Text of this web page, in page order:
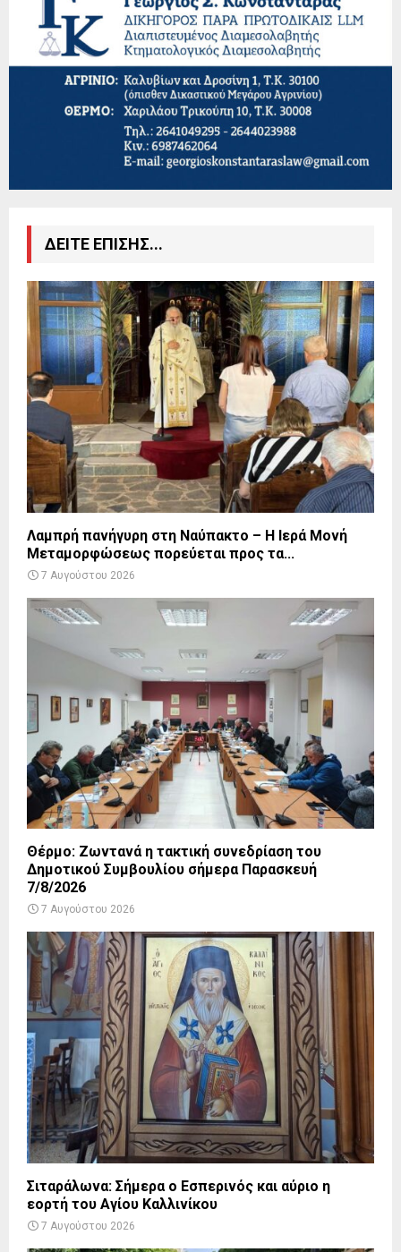
ΔΕΙΤΕ ΕΠΙΣΗΣ...
Λαμπρή πανήγυρη στη Ναύπακτο – Η Ιερά Μονή
Μεταμορφώσεως πορεύεται προς τα...
7 Αυγούστου 2026
Θέρμο: Ζωντανά η τακτική συνεδρίαση του
Δημοτικού Συμβουλίου σήμερα Παρασκευή
7/8/2026
7 Αυγούστου 2026
Σιταράλωνα: Σήμερα ο Εσπερινός και αύριο η
εορτή του Αγίου Καλλινίκου
7 Αυγούστου 2026